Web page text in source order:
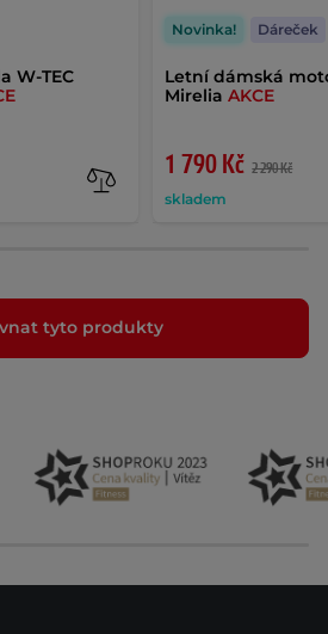
W-TEC
Letní dámská
MireliaAKCE
1 790 Kč 2 290 Kč
skladem
Novinka! Dáreček
tyto produkty